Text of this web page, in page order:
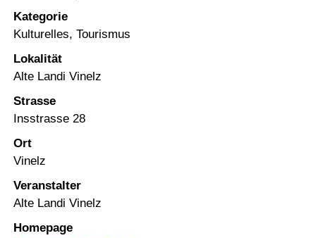
Kategorie
Kulturelles, Tourismus
Lokalität
Alte Landi Vinelz
Strasse
Insstrasse 28
Ort
Vinelz
Veranstalter
Alte Landi Vinelz
Homepage